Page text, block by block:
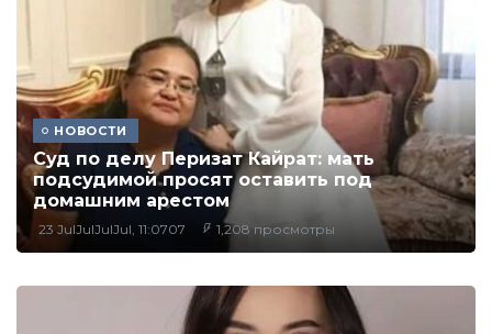
НОВОСТИ
Суд по делу Перизат Кайрат: мать
подсудимой просят оставить под
домашним арестом
23 JulJulJulJul, 11:0707 1,208 просмотры